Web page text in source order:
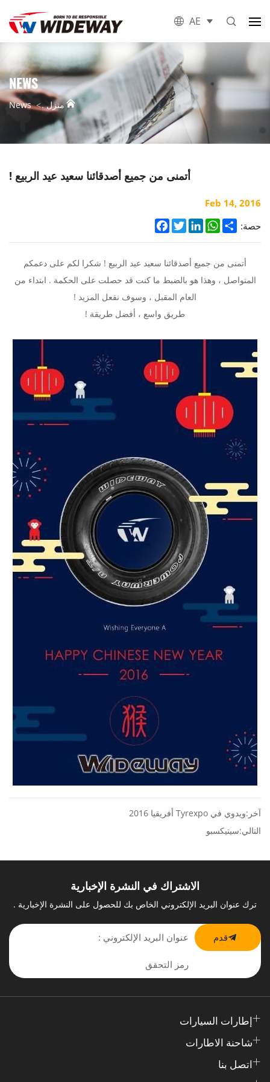
AE
NEWS
منزل . News
أتمنى من جميع أصدقائنا سعيد عيد الربيع !
Feb 14, 2016
حصة:
FacebookTwitter
LinkedIn
WhatsAppShare
أتمنى من جميع أصدقائنا سعيد عيد الربيع ! شكرا لكم على دعمكم
المتواصل ، وهذا هو بالضبط ما كنت قد حصلت على الحكمة . ابتداء من
العام المقبل ، وسوف نفعل المزيد !
طريق واسع ، أفضل طريقة !
آخر:ويدوي في Tyrexpo أفريقيا 2016
التالي:سيتيكسبو
الاشتراك في النشرة الإخبارية
ترك عنوان البريد الإلكتروني الخاص بك للحصول على النشرة الإخبارية .
قدم
إطارات السيارات
شاحنة الاطارات
اتصل بنا